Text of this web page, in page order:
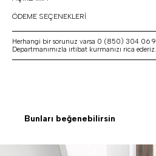
ÖDEME SEÇENEKLERİ
Herhangi bir sorunuz varsa 0 (850) 304 06
Departmanımızla irtibat kurmanızı rica ederiz.
Bunları beğenebilirsin